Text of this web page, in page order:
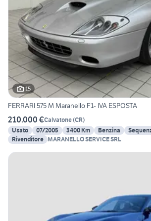
15
FERRARI 575 M Maranello F1- IVA ESPOSTA
210.000 €Calvatone(CR)
Usato
07/2005 3400 Km Benzina
Rivenditore MARANELLO SERVICE SRL